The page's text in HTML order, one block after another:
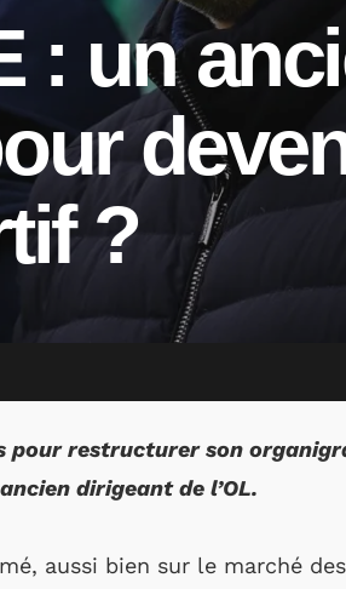
: un
?
pour restructurer son
dirigeant de l’OL.
aussi bien sur le marché